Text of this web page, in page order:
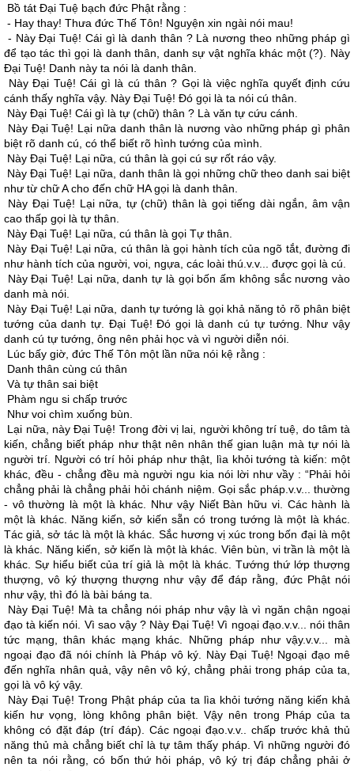
Bồ tát Ðại Tuệ bạch đức Phật rằng :
- Hay thay! Thưa đức Thế Tôn! Nguyện xin ngài nói mau!
- Này Ðại Tuệ! Cái gì là danh thân ? Là nương theo những pháp gì
để tạo tác thì gọi là danh thân, danh sự vật nghĩa khác một (?). Này
Ðại Tuệ! Danh này ta nói là danh thân.
Này Ðại Tuệ! Cái gì là cú thân ? Gọi là việc nghĩa quyết định cứu
cánh thấy nghĩa vậy. Này Ðại Tuệ! Ðó gọi là ta nói cú thân.
Này Ðại Tuệ! Cái gì là tự (chữ) thân ? Là văn tự cứu cánh.
Này Ðại Tuệ! Lại nữa danh thân là nương vào những pháp gì phân
biệt rõ danh cú, có thể biết rõ hình tướng của mình.
Này Ðại Tuệ! Lại nữa, cú thân là gọi cú sự rốt ráo vậy.
Này Ðại Tuệ! Lại nữa, danh thân là gọi những chữ theo danh sai biệt
như từ chữ A cho đến chữ HA gọi là danh thân.
Này Ðại Tuệ! Lại nữa, tự (chữ) thân là gọi tiếng dài ngắn, âm vận
cao thấp gọi là tự thân.
Này Ðại Tuệ! Lại nữa, cú thân là gọi Tự thân.
Này Ðại Tuệ! Lại nữa, cú thân là gọi hành tích của ngõ tắt, đường đi
như hành tích của người, voi, ngựa, các loài thú.v.v... được gọi là cú.
Này Ðại Tuệ! Lại nữa, danh tự là gọi bốn ấm không sắc nương vào
danh mà nói.
Này Ðại Tuệ! Lại nữa, danh tự tướng là gọi khả năng tỏ rõ phân biệt
tướng của danh tự. Ðại Tuệ! Ðó gọi là danh cú tự tướng. Như vậy
danh cú tự tướng, ông nên phải học và vì người diễn nói.
Lúc bấy giờ, đức Thế Tôn một lần nữa nói kệ rằng :
Danh thân cùng cú thân
Và tự thân sai biệt
Phàm ngu si chấp trước
Như voi chìm xuống bùn.
Lại nữa, này Ðại Tuệ! Trong đời vị lai, người không trí tuệ, do tâm tà
kiến, chẳng biết pháp như thật nên nhân thế gian luận mà tự nói là
người trí. Người có trí hỏi pháp như thật, lìa khỏi tướng tà kiến: một
khác, đều - chẳng đều mà người ngu kia nói lời như vầy : “Phải hỏi
chẳng phải là chẳng phải hỏi chánh niệm. Gọi sắc pháp.v.v... thường
- vô thường là một là khác. Như vậy Niết Bàn hữu vi. Các hành là
một là khác. Năng kiến, sở kiến sẵn có trong tướng là một là khác.
Tác giả, sở tác là một là khác. Sắc hương vị xúc trong bốn đại là một
là khác. Năng kiến, sở kiến là một là khác. Viên bùn, vi trần là một là
khác. Sự hiểu biết của trí giả là một là khác. Tướng thứ lớp thượng
thượng, vô ký thượng thượng như vậy để đáp rằng, đức Phật nói
như vậy, thì đó là bài báng ta.
Này Ðại Tuệ! Mà ta chẳng nói pháp như vậy là vì ngăn chận ngoại
đạo tà kiến nói. Vì sao vậy ? Này Ðại Tuệ! Vì ngoại đạo.v.v... nói thân
tức mạng, thân khác mạng khác. Những pháp như vậy.v.v... mà
ngoại đạo đã nói chính là Pháp vô ký. Này Ðại Tuệ! Ngoại đạo mê
đến nghĩa nhân quả, vậy nên vô ký, chẳng phải trong pháp của ta,
gọi là vô ký vậy.
Này Ðại Tuệ! Trong Phật pháp của ta lìa khỏi tướng năng kiến khả
kiến hư vọng, lòng không phân biệt. Vậy nên trong Pháp của ta
không có đặt đáp (trí đáp). Các ngoại đạo.v.v.. chấp trước khả thủ
năng thủ mà chẳng biết chỉ là tự tâm thấy pháp. Vì những người đó
nên ta nói rằng, có bốn thứ hỏi pháp, vô ký trị đáp chẳng phải ở